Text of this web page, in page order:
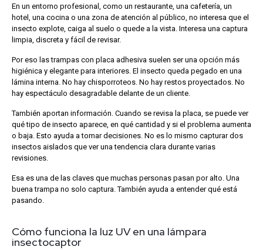
En un entorno profesional, como un restaurante, una cafetería, un
hotel, una cocina o una zona de atención al público, no interesa que el
insecto explote, caiga al suelo o quede a la vista. Interesa una captura
limpia, discreta y fácil de revisar.
Por eso las trampas con placa adhesiva suelen ser una opción más
higiénica y elegante para interiores. El insecto queda pegado en una
lámina interna. No hay chisporroteos. No hay restos proyectados. No
hay espectáculo desagradable delante de un cliente.
También aportan información. Cuando se revisa la placa, se puede ver
qué tipo de insecto aparece, en qué cantidad y si el problema aumenta
o baja. Esto ayuda a tomar decisiones. No es lo mismo capturar dos
insectos aislados que ver una tendencia clara durante varias
revisiones.
Esa es una de las claves que muchas personas pasan por alto. Una
buena trampa no solo captura. También ayuda a entender qué está
pasando.
Cómo funciona la luz UV en una lámpara
insectocaptor